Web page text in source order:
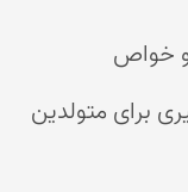
و خواص
برای متولدین